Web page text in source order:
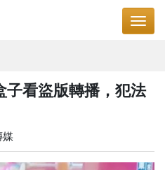
子看盜版轉播，犯法
媒